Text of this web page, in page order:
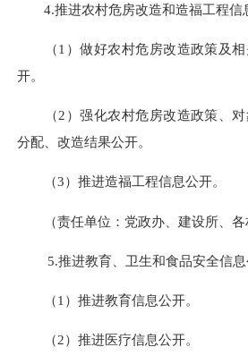
4.推进农村危房改造和造福工程信
（1 ）做好农村危房改造政策及
开。
（2 ）强化农村危房改造政策、
分配、改造结果公开。
（3）推进造福工程信息公开。
（责任单位：党政办、建设所、各
5.推进教育、卫生和食品安全信
（1 ）推进教育信息公开。
（2）推进医疗信息公开。